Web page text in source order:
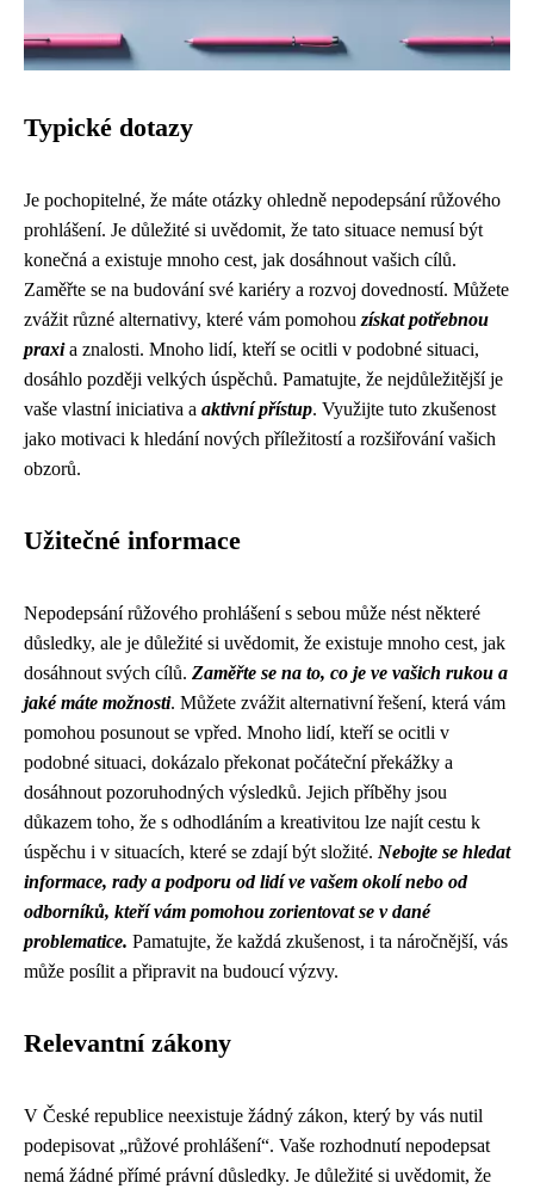
Typické dotazy
Je pochopitelné, že máte otázky ohledně nepodepsání růžového
prohlášení. Je důležité si uvědomit, že tato situace nemusí být
konečná a existuje mnoho cest, jak dosáhnout vašich cílů.
Zaměřte se na budování své kariéry a rozvoj dovedností. Můžete
zvážit různé alternativy, které vám pomohou získat potřebnou
praxia znalosti. Mnoho lidí, kteří se ocitli v podobné situaci,
dosáhlo později velkých úspěchů. Pamatujte, že nejdůležitější je
vaše vlastní iniciativa a aktivní přístup. Využijte tuto zkušenost
jako motivaci k hledání nových příležitostí a rozšiřování vašich
obzorů.
Užitečné informace
Nepodepsání růžového prohlášení s sebou může nést některé
důsledky, ale je důležité si uvědomit, že existuje mnoho cest, jak
dosáhnout svých cílů. Zaměřte se na to, co je ve vašich rukou a
jaké máte možnosti. Můžete zvážit alternativní řešení, která vám
pomohou posunout se vpřed. Mnoho lidí, kteří se ocitli v
podobné situaci, dokázalo překonat počáteční překážky a
dosáhnout pozoruhodných výsledků. Jejich příběhy jsou
důkazem toho, že s odhodláním a kreativitou lze najít cestu k
úspěchu i v situacích, které se zdají být složité. Nebojte se hledat
informace, rady a podporu od lidí ve vašem okolí nebo od
odborníků, kteří vám pomohou zorientovat se v dané
problematice. Pamatujte, že každá zkušenost, i ta náročnější, vás
může posílit a připravit na budoucí výzvy.
Relevantní zákony
V České republice neexistuje žádný zákon, který by vás nutil
podepisovat „růžové prohlášení“. Vaše rozhodnutí nepodepsat
nemá žádné přímé právní důsledky. Je důležité si uvědomit, že